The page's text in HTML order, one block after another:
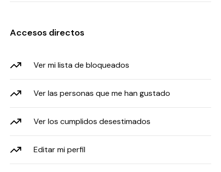
Accesos directos
Ver mi lista de bloqueados
Ver las personas que me han gustado
Ver los cumplidos desestimados
Editar mi perfil